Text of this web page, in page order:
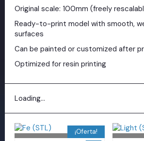
Original scale: 100mm (freely
Ready-to-print model with smooth,
surfaces
Can be painted or customized after
Optimized for resin printing
Loading...
¡Oferta!